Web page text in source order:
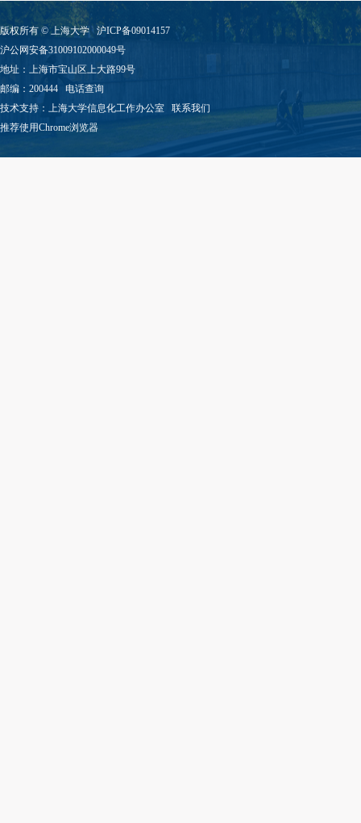
版权所有 ©上海大学
沪ICP备09014157
沪公网安备31009102000049号
地址：上海市宝山区上大路99号
邮编：200444 电话查询
技术支持： 上海大学信息化工作办公室 联系我们
推荐使用Chrome浏览器